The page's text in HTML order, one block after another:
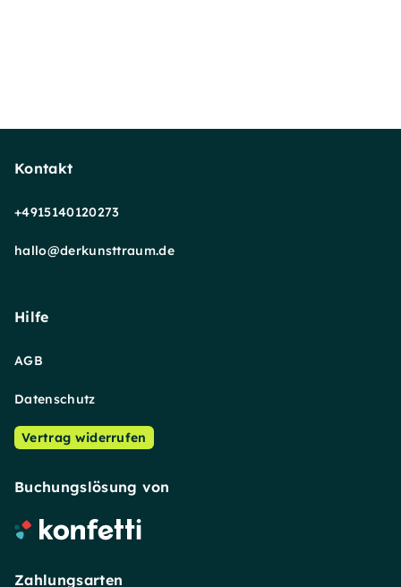
Kontakt
+4915140120273
hallo@derkunsttraum.de
Hilfe
AGB
Datenschutz
Vertrag widerrufen
Buchungslösung von
Zahlungsarten